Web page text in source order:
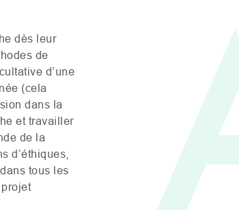
dès leur
de
d’une
(cela
dans la
et travailler
de la
d’éthiques,
tous les